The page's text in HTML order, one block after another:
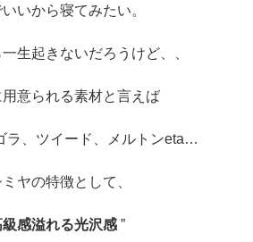
いから寝てみたい。
生起きないだろうけど、、
用意られる素材と言えば
ラ、ツイード、メルトンeta…
ヤの特徴として、
級感溢れる光沢感 ”